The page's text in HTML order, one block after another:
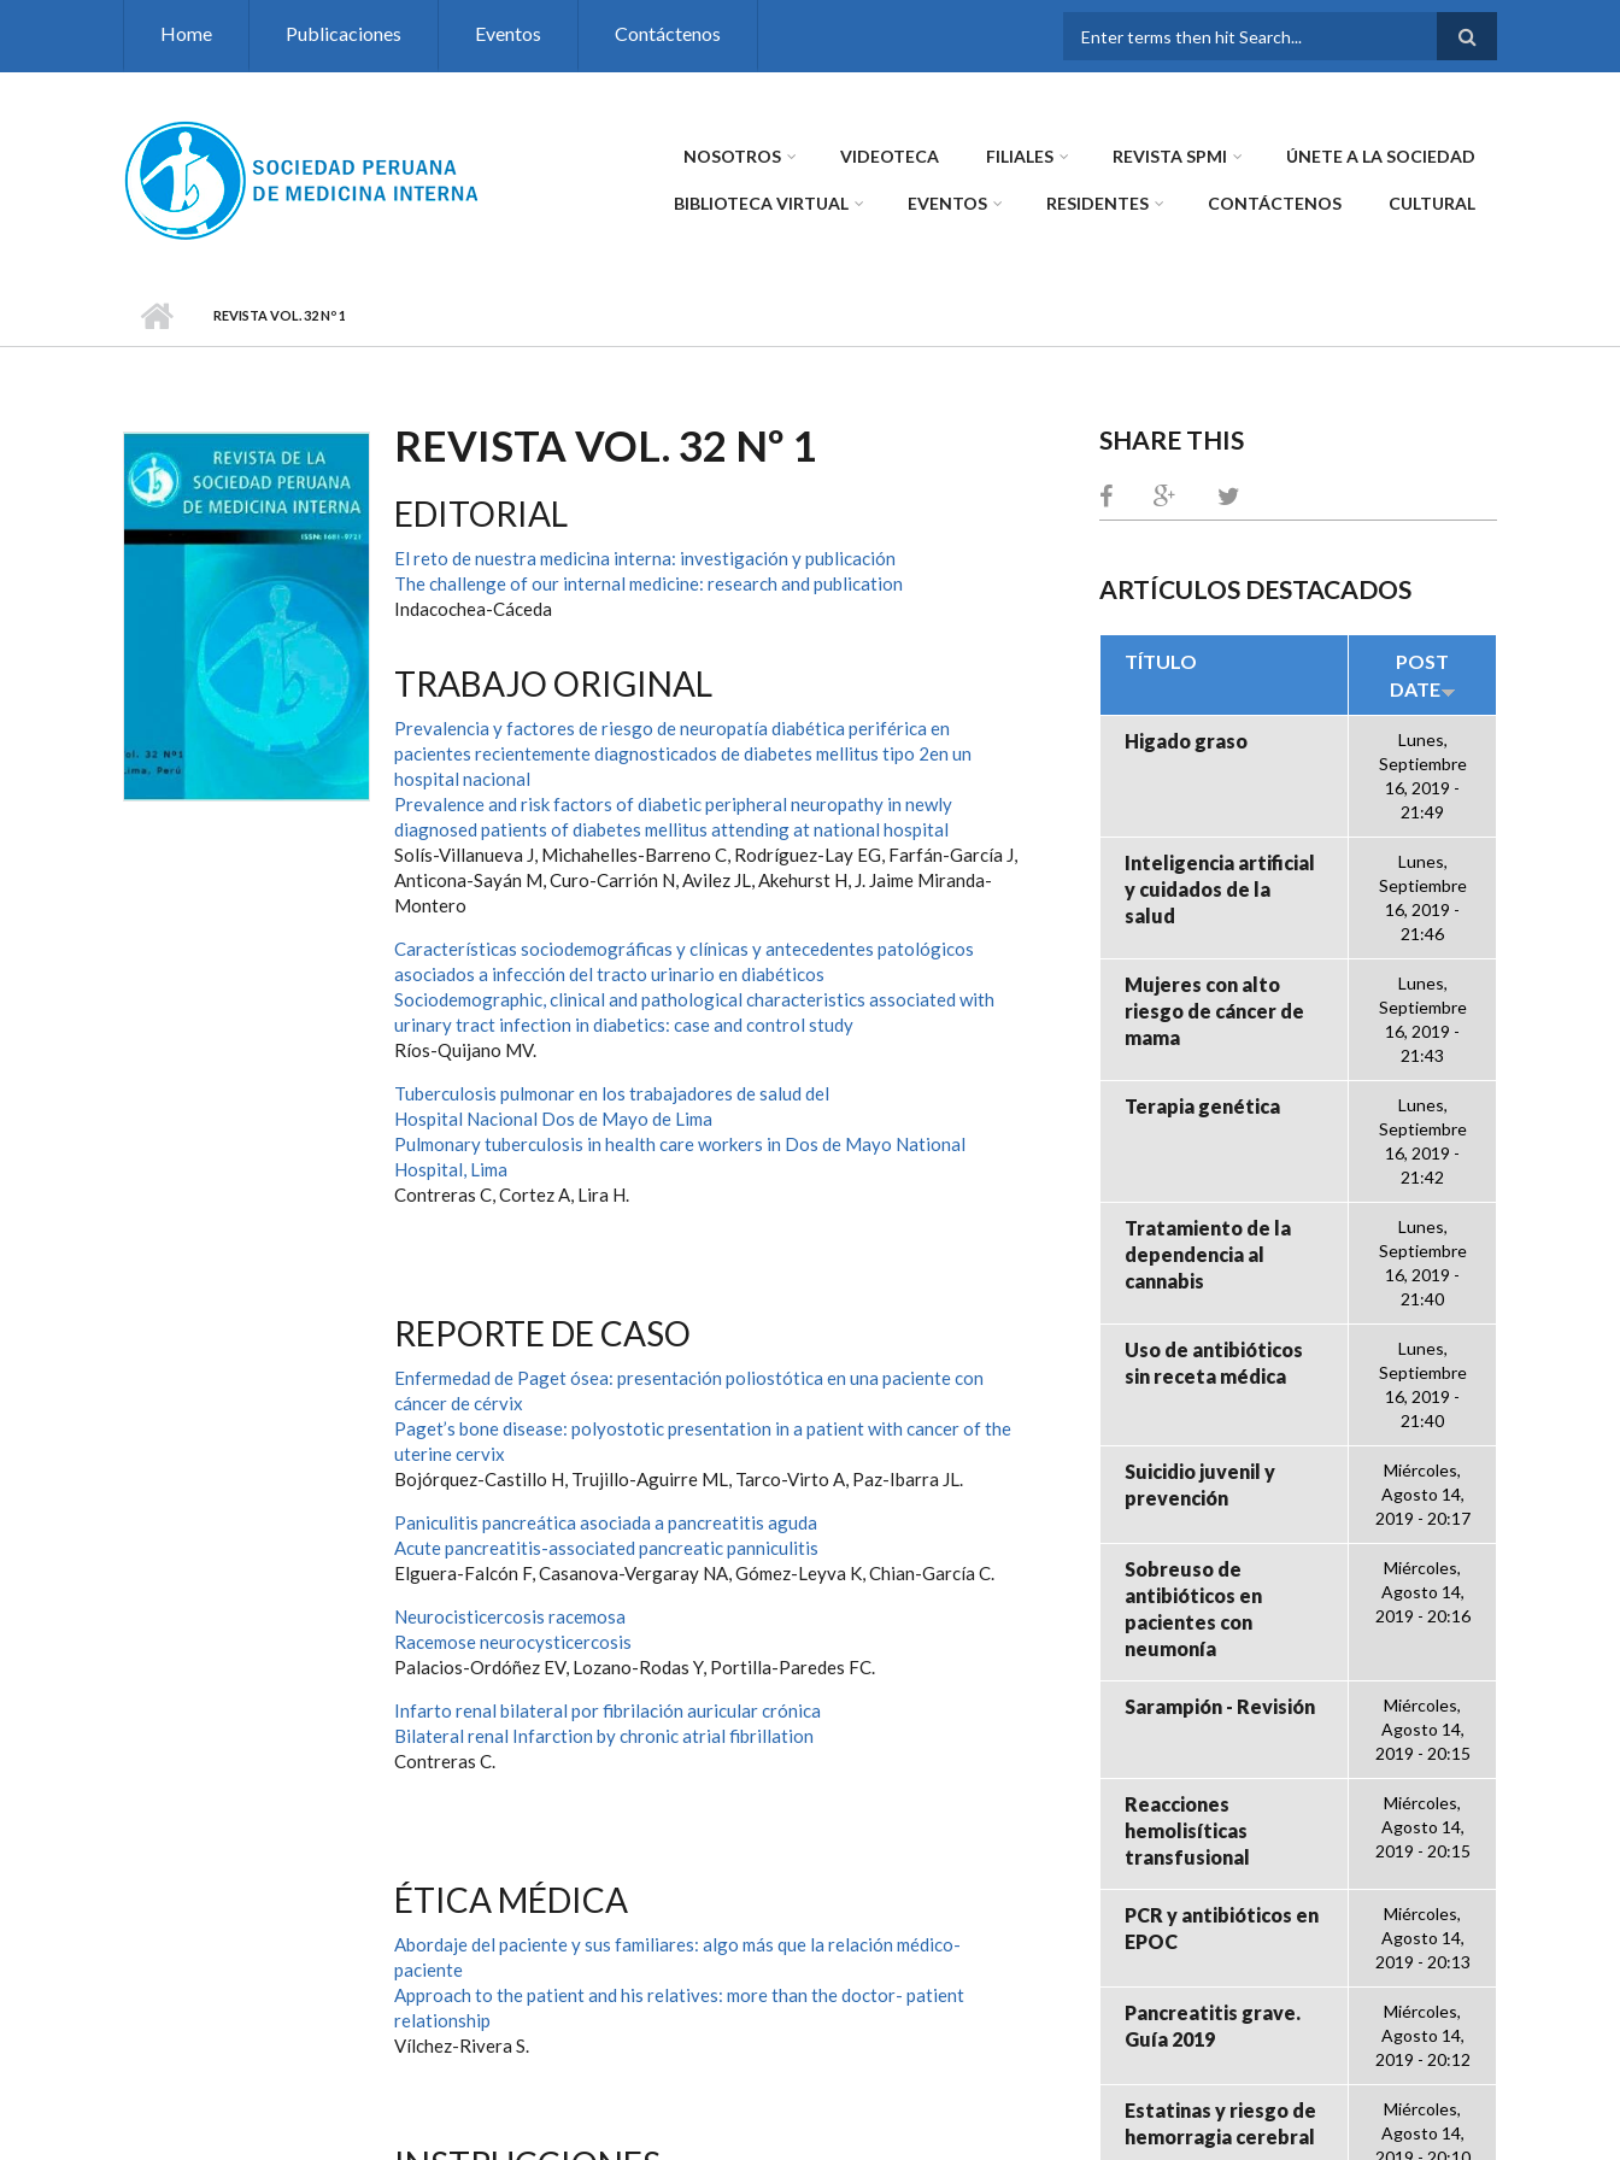
Home Publicaciones Eventos Contáctenos
FORMULARIO DE
NOSOTROS VIDEOTECA FILIALES REVISTA SPMI ÚNETE A LA SOCIEDAD
BIBLIOTECA VIRTUAL EVENTOS RESIDENTES CONTÁCTENOS CULTURAL
REVISTA VOL. 32 Nº 1
REVISTA VOL. 32 Nº 1
EDITORIAL
El reto de nuestra medicina interna: investigación y publicación
The challenge of our internal medicine: research and publication
Indacochea-Cáceda
TRABAJO ORIGINAL
Prevalencia y factores de riesgo de neuropatía diabética periférica en
pacientes recientemente diagnosticados de diabetes mellitus tipo 2en un
hospital nacional
Prevalence and risk factors of diabetic peripheral neuropathy in newly
diagnosed patients of diabetes mellitus attending at national hospital
Solís-Villanueva J, Michahelles-Barreno C, Rodríguez-Lay EG, Farfán-García J,
Anticona-Sayán M, Curo-Carrión N, Avilez JL, Akehurst H, J. Jaime Miranda-
Montero
Características sociodemográficas y clínicas y antecedentes patológicos
asociados a infección del tracto urinario en diabéticos
Sociodemographic, clinical and pathological characteristics associated with
urinary tract infection in diabetics: case and control study
Ríos-Quijano MV.
Tuberculosis pulmonar en los trabajadores de salud del
Hospital Nacional Dos de Mayo de Lima
Pulmonary tuberculosis in health care workers in Dos de Mayo National
Hospital, Lima
Contreras C, Cortez A, Lira H.
REPORTE DE CASO
Enfermedad de Paget ósea: presentación poliostótica en una paciente con
cáncer de cérvix
Paget’s bone disease: polyostotic presentation in a patient with cancer of the
uterine cervix
Bojórquez-Castillo H, Trujillo-Aguirre ML, Tarco-Virto A, Paz-Ibarra JL.
Paniculitis pancreática asociada a pancreatitis aguda
Acute pancreatitis-associated pancreatic panniculitis
Elguera-Falcón F, Casanova-Vergaray NA, Gómez-Leyva K, Chian-García C.
Neurocisticercosis racemosa
Racemose neurocysticercosis
Palacios-Ordóñez EV, Lozano-Rodas Y, Portilla-Paredes FC.
Infarto renal bilateral por fibrilación auricular crónica
Bilateral renal Infarction by chronic atrial fibrillation
Contreras C.
ÉTICA MÉDICA
Abordaje del paciente y sus familiares: algo más que la relación médico-
paciente
Approach to the patient and his relatives: more than the doctor- patient
relationship
Vílchez-Rivera S.
SHARE THIS
ARTÍCULOS DESTACADOS
TÍTULO
POST
DATE
Higado graso
Lunes,
Septiembre
16, 2019 -
21:49
Inteligencia artificial
y cuidados de la
salud
Lunes,
Septiembre
16, 2019 -
21:46
Mujeres con alto
riesgo de cáncer de
mama
Lunes,
Septiembre
16, 2019 -
21:43
Terapia genética
Lunes,
Septiembre
16, 2019 -
21:42
Tratamiento de la
dependencia al
cannabis
Lunes,
Septiembre
16, 2019 -
21:40
Uso de antibióticos
sin receta médica
Lunes,
Septiembre
16, 2019 -
21:40
Suicidio juvenil y
prevención
Miércoles,
Agosto 14,
2019 - 20:17
Sobreuso de
antibióticos en
pacientes con
neumonía
Miércoles,
Agosto 14,
2019 - 20:16
Sarampión - Revisión
Miércoles,
Agosto 14,
2019 - 20:15
Reacciones
hemolisíticas
transfusional
Miércoles,
Agosto 14,
2019 - 20:15
PCR y antibióticos en
EPOC
Miércoles,
Agosto 14,
2019 - 20:13
Pancreatitis grave.
Guía 2019
Miércoles,
Agosto 14,
2019 - 20:12
Estatinas y riesgo de
hemorragia cerebral
Miércoles,
Agosto 14,